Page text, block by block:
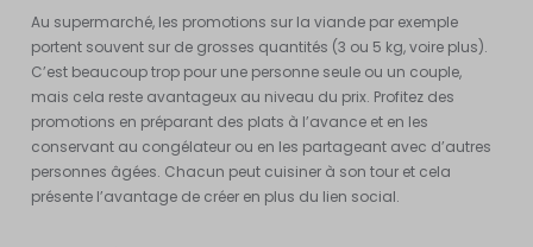
Au supermarché, les promotions sur la viande par exemple
portent souvent sur de grosses quantités (3 ou 5 kg, voire plus).
C’est beaucoup trop pour une personne seule ou un couple,
mais cela reste avantageux au niveau du prix. Profitez des
promotions en préparant des plats à l’avance et en les
conservant au congélateur ou en les partageant avec d’autres
personnes âgées. Chacun peut cuisiner à son tour et cela
présente l’avantage de créer en plus du lien social.